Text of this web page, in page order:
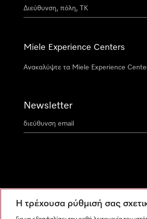
Miele Experience Centers
Ανακαλύψτε τα Miele Experience
Newsletter
Η τρέχουσα ρύθμισή σας